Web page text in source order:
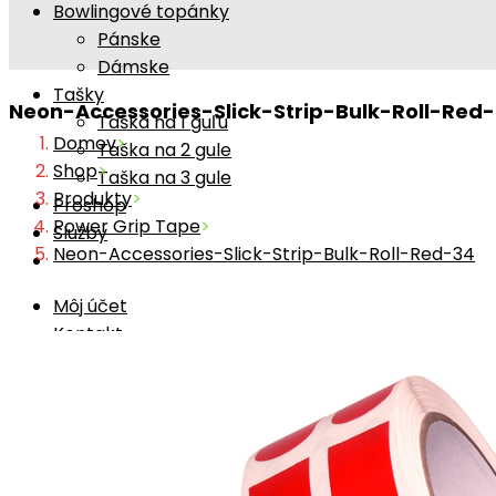
Bowlingové topánky
Pánske
Dámske
Tašky
Taška na 1 guľu
Taška na 2 gule
Taška na 3 gule
Proshop
Služby
Môj účet
Kontakt
Neon-Accessories-Slick-Strip-Bulk-Roll-
Domov>
Shop>
Produkty>
Power Grip Tape>
Neon-Accessories-Slick-Strip-Bulk-Roll-Red-34